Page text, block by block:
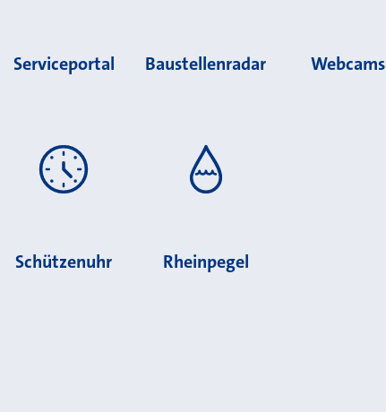
Serviceportal Baustellenradar Webcams
Schützenuhr Rheinpegel